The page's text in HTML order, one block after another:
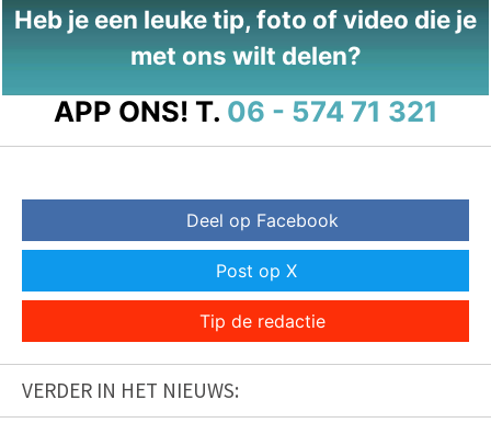
Heb je een leuke tip, foto of video die je
met ons wilt delen?
APP ONS! T. 06 - 574 71 321
Deel op Facebook
Post op X
Tip de redactie
VERDER IN HET NIEUWS: